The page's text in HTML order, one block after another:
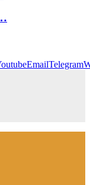
EmailTelegram